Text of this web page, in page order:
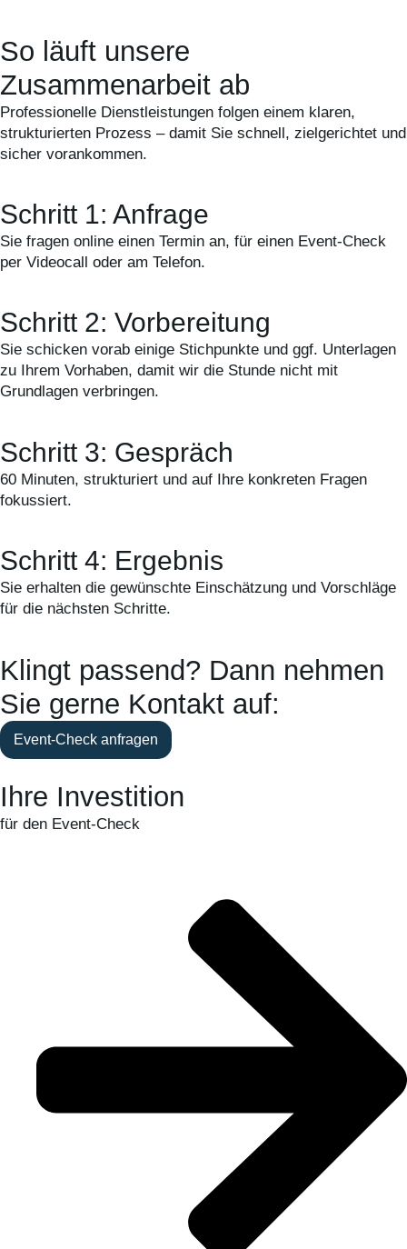
So läuft unsere
Zusammenarbeit ab
Professionelle Dienstleistungen folgen einem klaren,
strukturierten Prozess – damit Sie schnell, zielgerichtet und
sicher vorankommen.
Schritt 1: Anfrage
Sie fragen online einen Termin an, für einen Event-Check
per Videocall oder am Telefon.
Schritt 2: Vorbereitung
Sie schicken vorab einige Stichpunkte und ggf. Unterlagen
zu Ihrem Vorhaben, damit wir die Stunde nicht mit
Grundlagen verbringen.
Schritt 3: Gespräch
60 Minuten, strukturiert und auf Ihre konkreten Fragen
fokussiert.
Schritt 4: Ergebnis
Sie erhalten die gewünschte Einschätzung und Vorschläge
für die nächsten Schritte.
Klingt passend? Dann nehmen
Sie gerne Kontakt auf:
Event-Check anfragen
Ihre Investition
für den Event-Check